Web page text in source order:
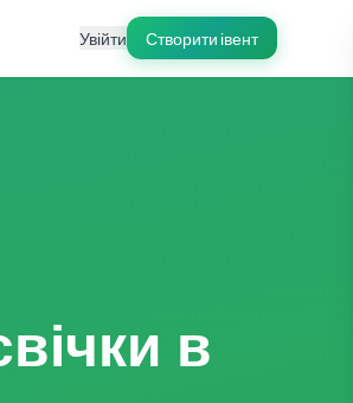
Увійти Створити івент
в